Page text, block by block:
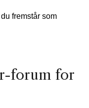
fremstår som
forum for